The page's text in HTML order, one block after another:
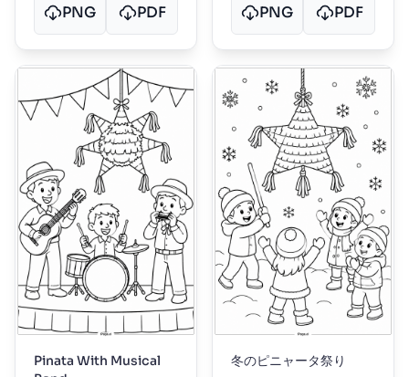
PNG PDF PNG PDF
Pinata With Musical
冬のピニャータ祭り